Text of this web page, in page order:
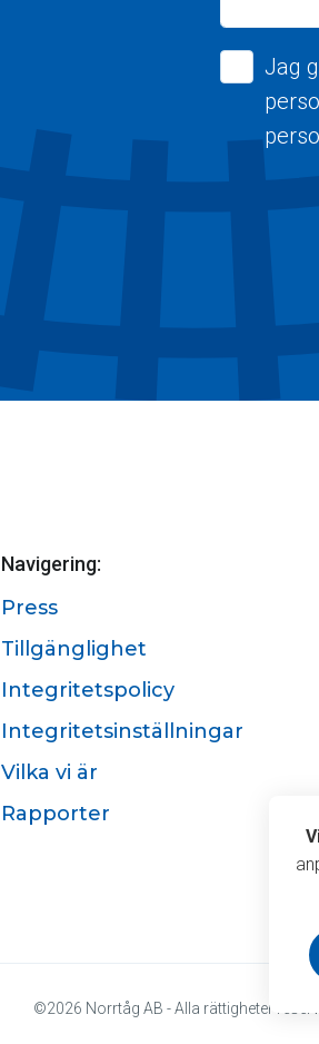
Jag
Navigering:
Press
Tillgänglighet
Integritetspolicy
Integritetsinställningar
Vilka vi är
Rapporter
©2026 Norrtåg AB - Alla rättigheter